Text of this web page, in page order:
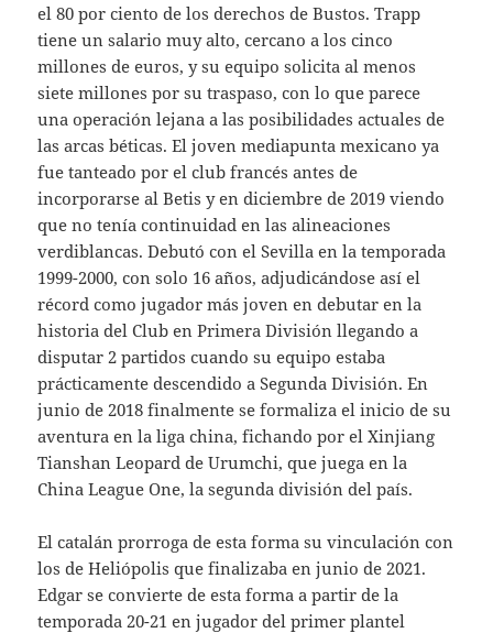
el 80 por ciento de los derechos de Bustos. Trapp
tiene un salario muy alto, cercano a los cinco
millones de euros, y su equipo solicita al menos
siete millones por su traspaso, con lo que parece
una operación lejana a las posibilidades actuales de
las arcas béticas. El joven mediapunta mexicano ya
fue tanteado por el club francés antes de
incorporarse al Betis y en diciembre de 2019 viendo
que no tenía continuidad en las alineaciones
verdiblancas. Debutó con el Sevilla en la temporada
1999-2000, con solo 16 años, adjudicándose así el
récord como jugador más joven en debutar en la
historia del Club en Primera División llegando a
disputar 2 partidos cuando su equipo estaba
prácticamente descendido a Segunda División. En
junio de 2018 finalmente se formaliza el inicio de su
aventura en la liga china, fichando por el Xinjiang
Tianshan Leopard de Urumchi, que juega en la
China League One, la segunda división del país.
El catalán prorroga de esta forma su vinculación con
los de Heliópolis que finalizaba en junio de 2021.
Edgar se convierte de esta forma a partir de la
temporada 20-21 en jugador del primer plantel